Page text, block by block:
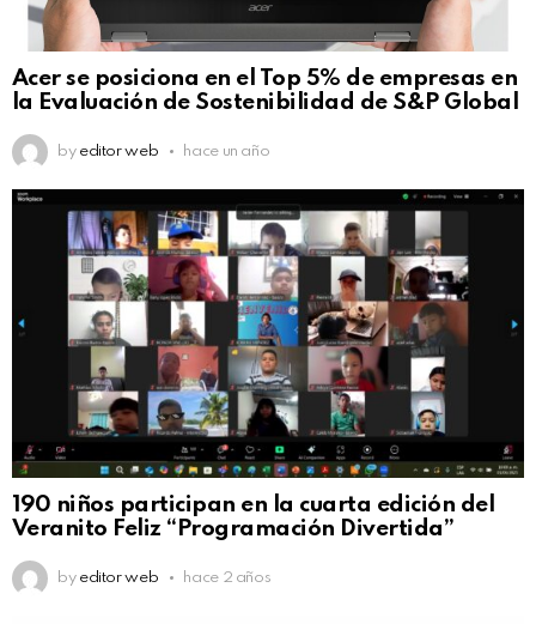
Acer se posiciona en el Top 5% de empresas en
la Evaluación de Sostenibilidad de S&P Global
by editor web hace un año
190 niños participan en la cuarta edición del
Veranito Feliz “Programación Divertida”
by editor web hace 2 años